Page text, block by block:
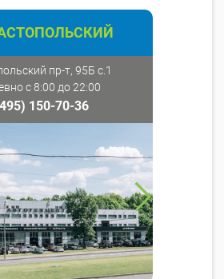
пр-т, 95Б с.1
с 8:00 до 22:00
150-70-36